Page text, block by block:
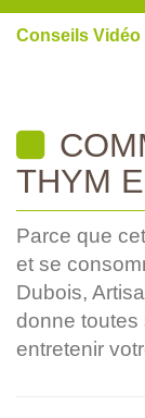
Conseils Vidéo
THYM
Parce que
et se
Dubois,
donne toutes
entretenir